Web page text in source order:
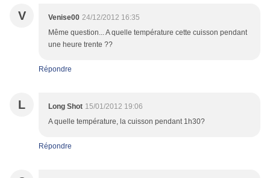
V Venise00 24/12/2012 16:35
Même question... A quelle température cette cuisson pendant
une heure trente ??
Répondre
L Long Shot 15/01/2012 19:06
A quelle température, la cuisson pendant 1h30?
Répondre